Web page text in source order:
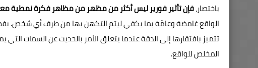
باختصار،فإن تأثير فورير ليس أكثر من مظهر من مظاهر فكرة نمطية
الواقع غامضة وعامّة بما يكفي ليتم التكهن بها من طرف أي شخص.
تتميز بافتقارها إلى الدقة عندما يتعلق الأمر بالحديث عن السمات
المخلص للواقع.